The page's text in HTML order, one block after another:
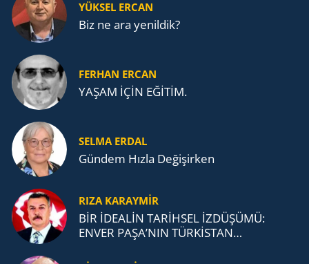
YÜKSEL ERCAN
Biz ne ara yenildik?
FERHAN ERCAN
YAŞAM İÇİN EĞİTİM.
SELMA ERDAL
Gündem Hızla Değişirken
RIZA KARAYMIR
BİR İDEALİN TARİHSEL İZDÜŞÜMÜ:
ENVER PAŞA’NIN TÜRKİSTAN